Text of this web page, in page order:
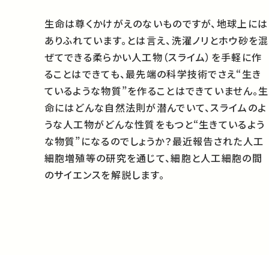
生命は尊くかけがえのないものですが、地球上には
ありふれています。とは言え、洗濯ノリとホウ砂を混
ぜてできる柔らかい人工物（スライム）を手軽に作
ることはできても、最先端の科学技術でさえ“生き
ているような物質”を作ることはできていません。生
命にはどんな自然法則が潜んでいて、スライムのよ
うな人工物がどんな性質をもつと“生きているよう
な物質”になるのでしょうか？最近報告された人工
細胞増殖等の研究を通じて、細胞と人工細胞の間
のサイエンスを解説します。